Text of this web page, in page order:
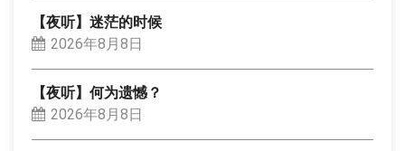
【夜听】迷茫的时候
2026年8月8日
【夜听】何为遗憾？
2026年8月8日